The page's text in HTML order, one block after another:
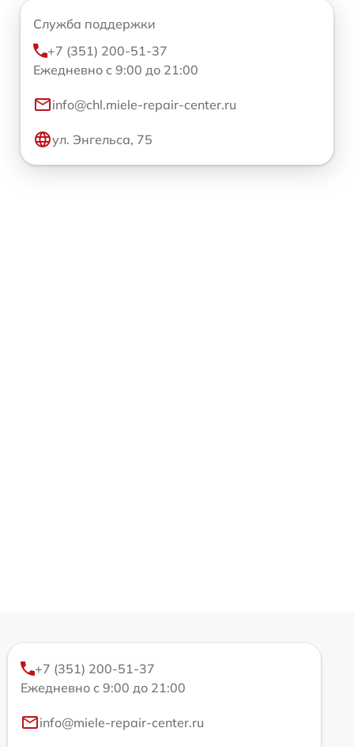
Служба поддержки
+7 (351) 200-51-37
Ежедневно с 9:00 до 21:00
info@chl.miele-repair-center.ru
ул. Энгельса, 75
+7 (351) 200-51-37
Ежедневно с 9:00 до 21:00
info@miele-repair-center.ru